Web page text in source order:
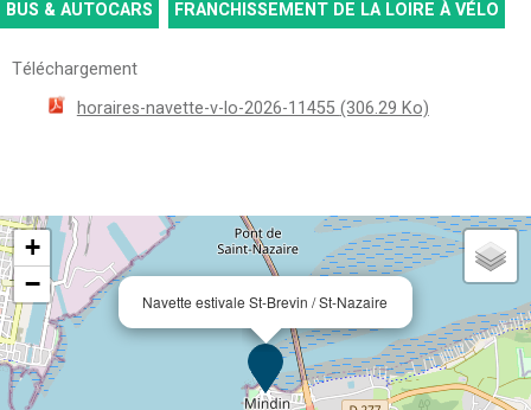
BUS & AUTOCARS FRANCHISSEMENT DE LA LOIRE À VÉLO
Téléchargement
horaires-navette-v-lo-2026-11455(306.29 Ko)
Navette estivale St-Brevin / St-Nazaire
+
−